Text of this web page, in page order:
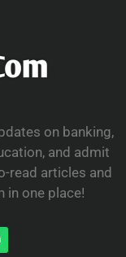
on banking,
and admit
read articles and
in one place!